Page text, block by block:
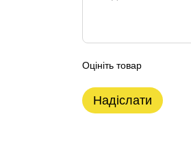
Оцініть товар
Надіслати